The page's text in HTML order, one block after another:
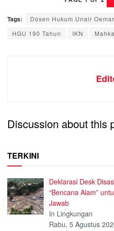
Tags:
Dosen Hukum Unair
HGU 190 Tahun
IKN
Discussion about this
TERKINI
Deklarasi Desk
“Bencana Alam”
Jawab
In Lingkungan
Rabu, 5 Agustus